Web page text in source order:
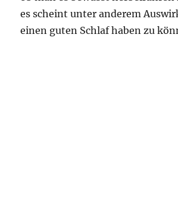
es scheint unter anderem
einen guten Schlaf haben zu